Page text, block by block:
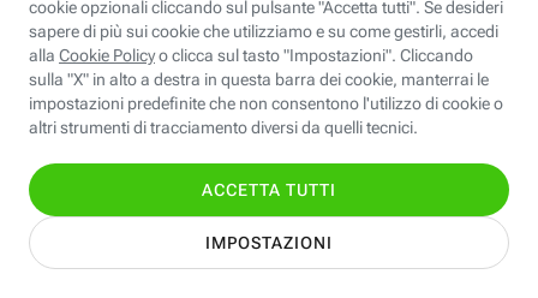
Seguici
Scopri Fastweb
Chi siamo